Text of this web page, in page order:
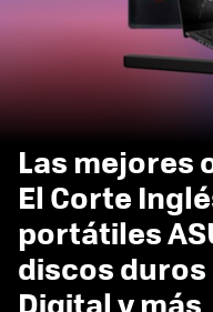
Las mejores
El Corte
portátiles
discos duros
Digital y más